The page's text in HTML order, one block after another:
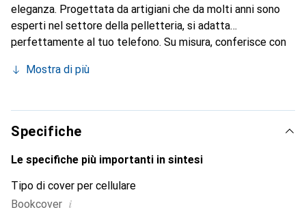
eleganza. Progettata da artigiani che da molti anni sono
esperti nel settore della pelletteria, si adatta
perfettamente al tuo telefono. Su misura, conferisce con
accessorio chic e indispensabile per il tuo smartphone.
alta qualità, il marchio Noreve è una scelta sicura per una
clientela esigente.
Mostra di più
Specifiche
Le specifiche più importanti in sintesi
Tipo di cover per cellulare
Bookcover i